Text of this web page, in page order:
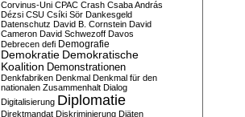
Corvinus-Uni CPAC Crash Csaba András
Dézsi CSU Csíki Sör Dankesgeld
Datenschutz David B. Cornstein David
Cameron David Schwezoff Davos
Debrecen defi Demografie
Demokratie Demokratische
Koalition Demonstrationen
Denkfabriken Denkmal Denkmal für den
nationalen Zusammenhalt Dialog
Digitalisierung Diplomatie
Direktmandat Diskriminierung Diäten